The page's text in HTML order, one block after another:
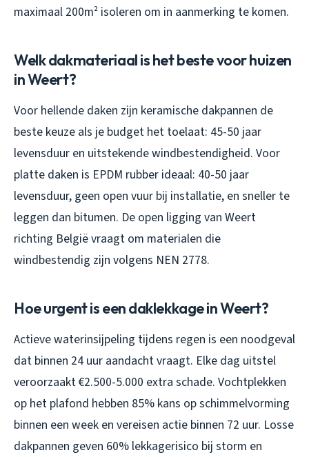
maximaal 200m² isoleren om in aanmerking te komen.
Welk dakmateriaal is het beste voor huizen
in Weert?
Voor hellende daken zijn keramische dakpannen de
beste keuze als je budget het toelaat: 45-50 jaar
levensduur en uitstekende windbestendigheid. Voor
platte daken is EPDM rubber ideaal: 40-50 jaar
levensduur, geen open vuur bij installatie, en sneller te
leggen dan bitumen. De open ligging van Weert
richting België vraagt om materialen die
windbestendig zijn volgens NEN 2778.
Hoe urgent is een daklekkage in Weert?
Actieve waterinsijpeling tijdens regen is een noodgeval
dat binnen 24 uur aandacht vraagt. Elke dag uitstel
veroorzaakt €2.500-5.000 extra schade. Vochtplekken
op het plafond hebben 85% kans op schimmelvorming
binnen een week en vereisen actie binnen 72 uur. Losse
dakpannen geven 60% lekkagerisico bij storm en